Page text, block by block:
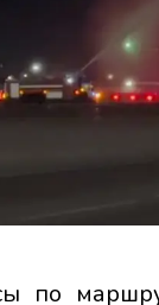
по